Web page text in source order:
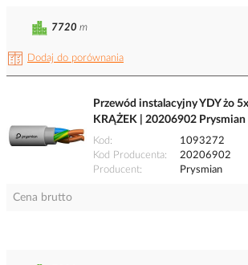
Dodaj do porównania
7720 m
Przewód instalacyjny YDY żo
KRĄŻEK | 20206902 Prysmian
Kod
1093272
Kod Producenta
20206902
Producent
Prysmian
Cena brutto